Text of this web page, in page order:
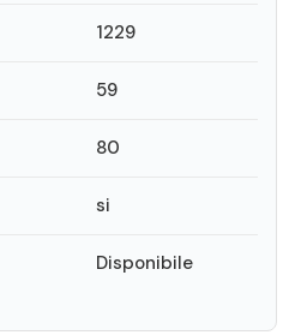
1229
59
80
si
Disponibile